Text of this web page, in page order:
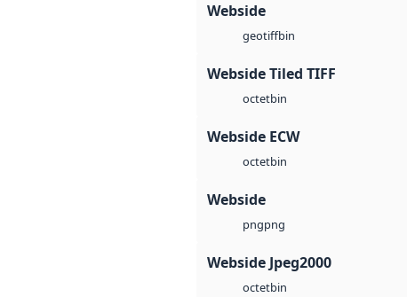
Webside
geotiffbin
Webside Tiled TIFF
octetbin
Webside ECW
octetbin
Webside
pngpng
Webside Jpeg2000
octetbin